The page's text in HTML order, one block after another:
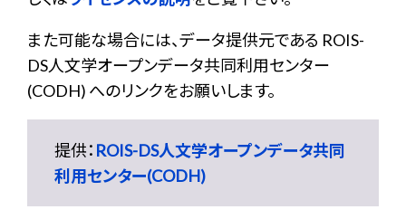
また可能な場合には、データ提供元である ROIS-
DS人文学オープンデータ共同利用センター
(CODH) へのリンクをお願いします。
提供： ROIS-DS人文学オープンデータ共同
利用センター(CODH)